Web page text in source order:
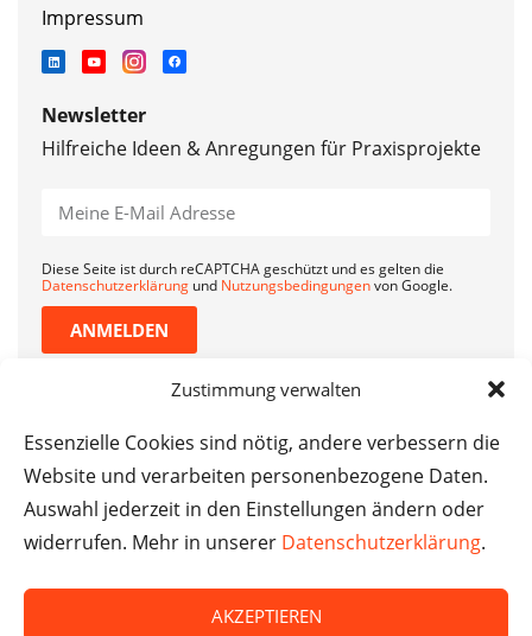
Zustimmung verwalten
Essenzielle Cookies sind nötig, andere verbessern die
Website und verarbeiten personenbezogene Daten.
Auswahl jederzeit in den Einstellungen ändern oder
widerrufen. Mehr in unserer Datenschutzerklärung.
AKZEPTIEREN
Impressum
Newsletter
Hilfreiche Ideen & Anregungen für Praxisprojekte
Diese Seite ist durch reCAPTCHA geschützt und es gelten die
Datenschutzerklärung und Nutzungsbedingungenvon Google.
ANMELDEN